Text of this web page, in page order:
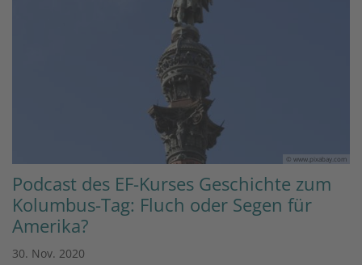
© www.pixabay.com
Podcast des EF-Kurses Geschichte zum
Kolumbus-Tag: Fluch oder Segen für
Amerika?
30. Nov. 2020